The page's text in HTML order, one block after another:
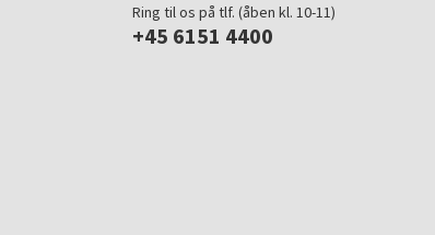
Ring til os på tlf. (åben kl. 10-11)
+45 6151 4400